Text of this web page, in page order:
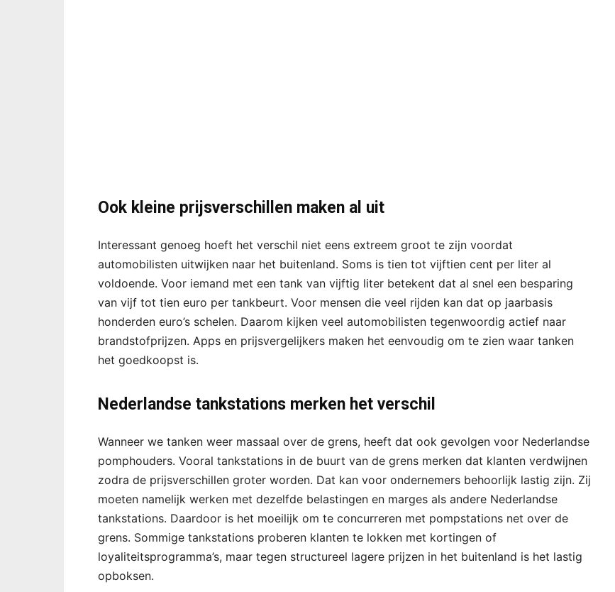
Ook kleine prijsverschillen maken al uit
Interessant genoeg hoeft het verschil niet eens extreem groot te zijn voordat
automobilisten uitwijken naar het buitenland. Soms is tien tot vijftien cent per liter al
voldoende. Voor iemand met een tank van vijftig liter betekent dat al snel een besparing
van vijf tot tien euro per tankbeurt. Voor mensen die veel rijden kan dat op jaarbasis
honderden euro’s schelen. Daarom kijken veel automobilisten tegenwoordig actief naar
brandstofprijzen. Apps en prijsvergelijkers maken het eenvoudig om te zien waar tanken
het goedkoopst is.
Nederlandse tankstations merken het verschil
Wanneer we tanken weer massaal over de grens, heeft dat ook gevolgen voor Nederlandse
pomphouders. Vooral tankstations in de buurt van de grens merken dat klanten verdwijnen
zodra de prijsverschillen groter worden. Dat kan voor ondernemers behoorlijk lastig zijn. Zij
moeten namelijk werken met dezelfde belastingen en marges als andere Nederlandse
tankstations. Daardoor is het moeilijk om te concurreren met pompstations net over de
grens. Sommige tankstations proberen klanten te lokken met kortingen of
loyaliteitsprogramma’s, maar tegen structureel lagere prijzen in het buitenland is het lastig
opboksen.